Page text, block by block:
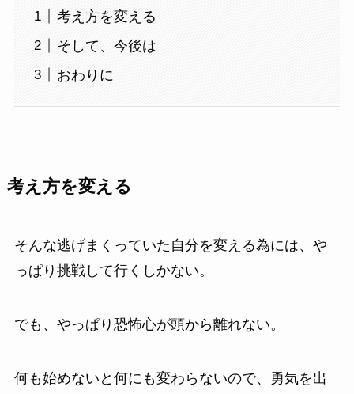
考え方を変える
そして、今後は
おわりに
考え方を変える
そんな逃げまくっていた自分を変える為には、や
っぱり挑戦して行くしかない。
でも、やっぱり恐怖心が頭から離れない。
何も始めないと何にも変わらないので、勇気を出